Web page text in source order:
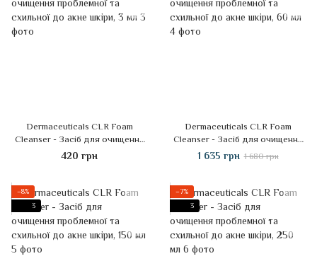
Dermaceuticals CLR Foam
Cleanser - Засіб для очищення
проблемної та схильної до акне
шкіри, 3 мл
420 грн
Dermaceuticals CLR Foam
Cleanser - Засіб для очищення
проблемної та схильної до акне
шкіри, 60 мл
1 635 грн 1 680 грн
−8%
3
−7%
3